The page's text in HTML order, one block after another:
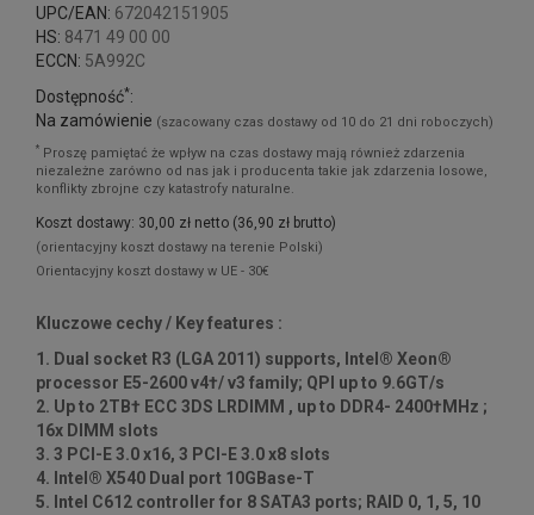
UPC/EAN: 672042151905
HS: 8471 49 00 00
ECCN: 5A992C
Dostępność*:
Na zamówienie (szacowany czas dostawy od 10 do 21 dni roboczych)
* Proszę pamiętać że wpływ na czas dostawy mają również zdarzenia
niezależne zarówno od nas jak i producenta takie jak zdarzenia losowe,
konflikty zbrojne czy katastrofy naturalne.
Koszt dostawy: 30,00 zł netto (36,90 zł brutto)
(orientacyjny koszt dostawy na terenie Polski)
Orientacyjny koszt dostawy w UE - 30€
Kluczowe cechy / Key features :
1. Dual socket R3 (LGA 2011) supports, Intel® Xeon®
processor E5-2600 v4†/ v3 family; QPI up to 9.6GT/s
2. Up to 2TB† ECC 3DS LRDIMM , up to DDR4- 2400†MHz ;
16x DIMM slots
3. 3 PCI-E 3.0 x16, 3 PCI-E 3.0 x8 slots
4. Intel® X540 Dual port 10GBase-T
5. Intel C612 controller for 8 SATA3 ports; RAID 0, 1, 5, 10